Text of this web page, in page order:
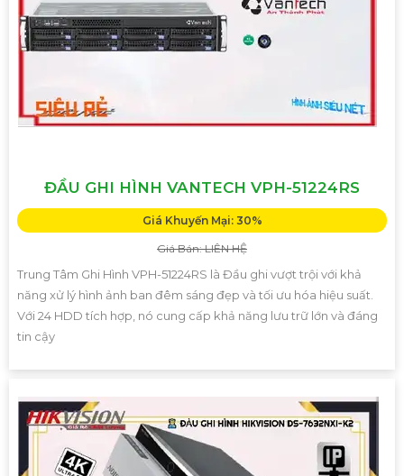
ĐẦU GHI HÌNH VANTECH VPH-51224RS
Giá Khuyến Mại: 30%
Giá Bán: LIÊN HỆ
Trung Tâm Ghi Hình VPH-51224RS là Đầu ghi vượt trội với khả
năng xử lý hình ảnh ban đêm sáng đẹp và tối ưu hóa hiệu suất.
Với 24 HDD tích hợp, nó cung cấp khả năng lưu trữ lớn và đáng
tin cậy